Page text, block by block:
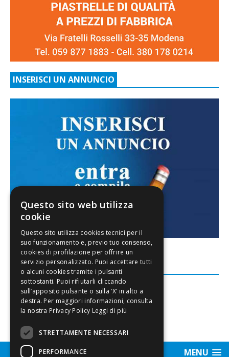
INSERISCI UN ANNUNCIO
FACEBOOK
MENU
Questo sito web utilizza
cookie
Leggi di più
STRETTAMENTE NECESSARI
PERFORMANCE